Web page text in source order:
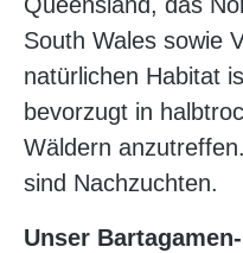
South Wales sowie
natürlichen Habitat
bevorzugt in
Wäldern
sind Nachzuchten.
Unser